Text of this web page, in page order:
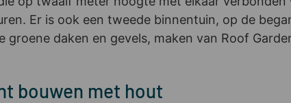
Er is ook een tweede binnentuin, op de
daken en gevels, maken van Roof
bouwen met hout